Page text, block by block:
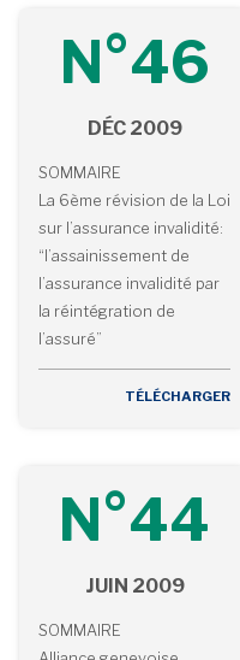
N°46
DÉC 2009
SOMMAIRE
La 6ème révision de la Loi
sur l’assurance invalidité:
“l’assainissement de
l’assurance invalidité par
la réintégration de
l’assuré”
TÉLÉCHARGER
N°44
JUIN 2009
SOMMAIRE